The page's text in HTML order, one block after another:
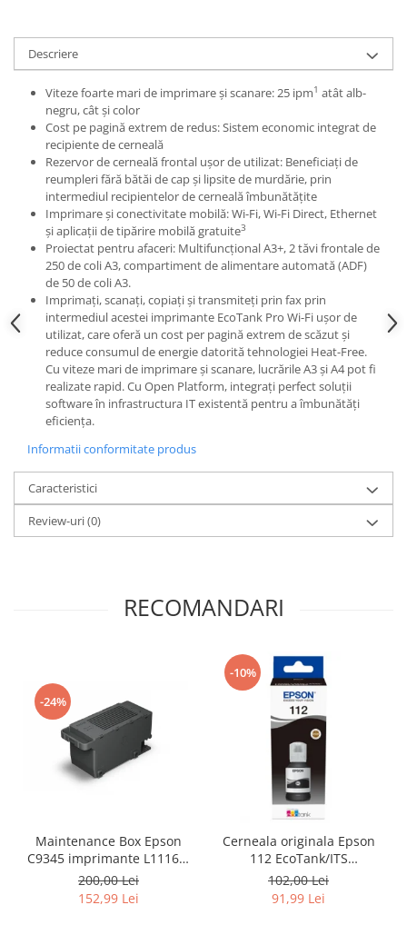
Descriere
Viteze foarte mari de imprimare și scanare: 25 ipm1 atât alb-
negru, cât și color
Cost pe pagină extrem de redus: Sistem economic integrat de
recipiente de cerneală
Rezervor de cerneală frontal ușor de utilizat: Beneficiați de
reumpleri fără bătăi de cap și lipsite de murdărie, prin
intermediul recipientelor de cerneală îmbunătățite
Imprimare și conectivitate mobilă: Wi-Fi, Wi-Fi Direct, Ethernet
și aplicații de tipărire mobilă gratuite3
Proiectat pentru afaceri: Multifuncțional A3+, 2 tăvi frontale de
250 de coli A3, compartiment de alimentare automată (ADF)
de 50 de coli A3.
Imprimați, scanați, copiați și transmiteți prin fax prin
intermediul acestei imprimante EcoTank Pro Wi-Fi ușor de
utilizat, care oferă un cost per pagină extrem de scăzut și
reduce consumul de energie datorită tehnologiei Heat-Free.
Cu viteze mari de imprimare și scanare, lucrările A3 și A4 pot fi
realizate rapid. Cu Open Platform, integrați perfect soluții
software în infrastructura IT existentă pentru a îmbunătăți
eficiența.
Informatii conformitate produs
Caracteristici
Review-uri(0)
RECOMANDARI
-24%
Maintenance Box Epson
C9345 imprimante L11160,
L15150, L15160, L6550 ,200,00 Lei
152,99 Lei
-10%
Cerneala originala Epson
112 EcoTank/ITS
C13T06C14A black -
imprimante Epson
L6460, L6490, L6550,
102,00 Lei
91,99 Lei